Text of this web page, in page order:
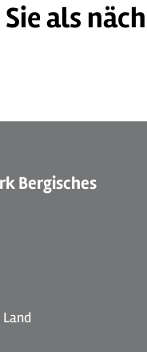
als
Bergisches